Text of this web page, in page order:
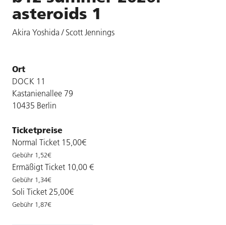
asteroids 1
Akira Yoshida / Scott Jennings
Ort
DOCK 11
Kastanienallee 79
10435 Berlin
Ticketpreise
Normal Ticket 15,00€
Gebühr 1,52€
Ermäßigt Ticket 10,00 €
Gebühr 1,34€
Soli Ticket 25,00€
Gebühr 1,87€